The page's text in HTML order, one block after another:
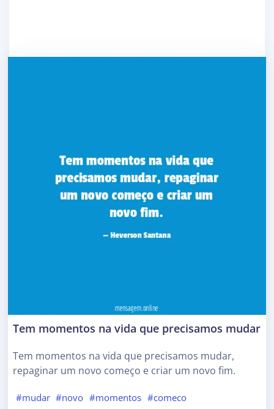
Tem momentos na vida que precisamos mudar
Tem momentos na vida que precisamos mudar,
repaginar um novo começo e criar um novo fim.
#mudar #novo #momentos #comeco